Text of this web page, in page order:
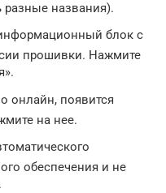
разные названия).
блок с
прошивки. Нажмите
онлайн, появится
на нее.
обеспечения и не